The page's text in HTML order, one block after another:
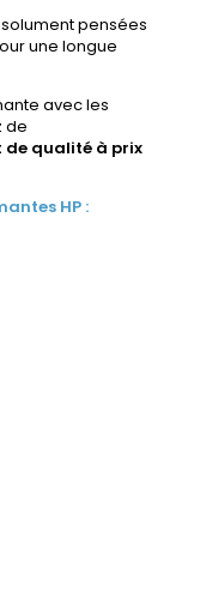
pensées
une longue
avec les
de
de qualité à prix
HP :